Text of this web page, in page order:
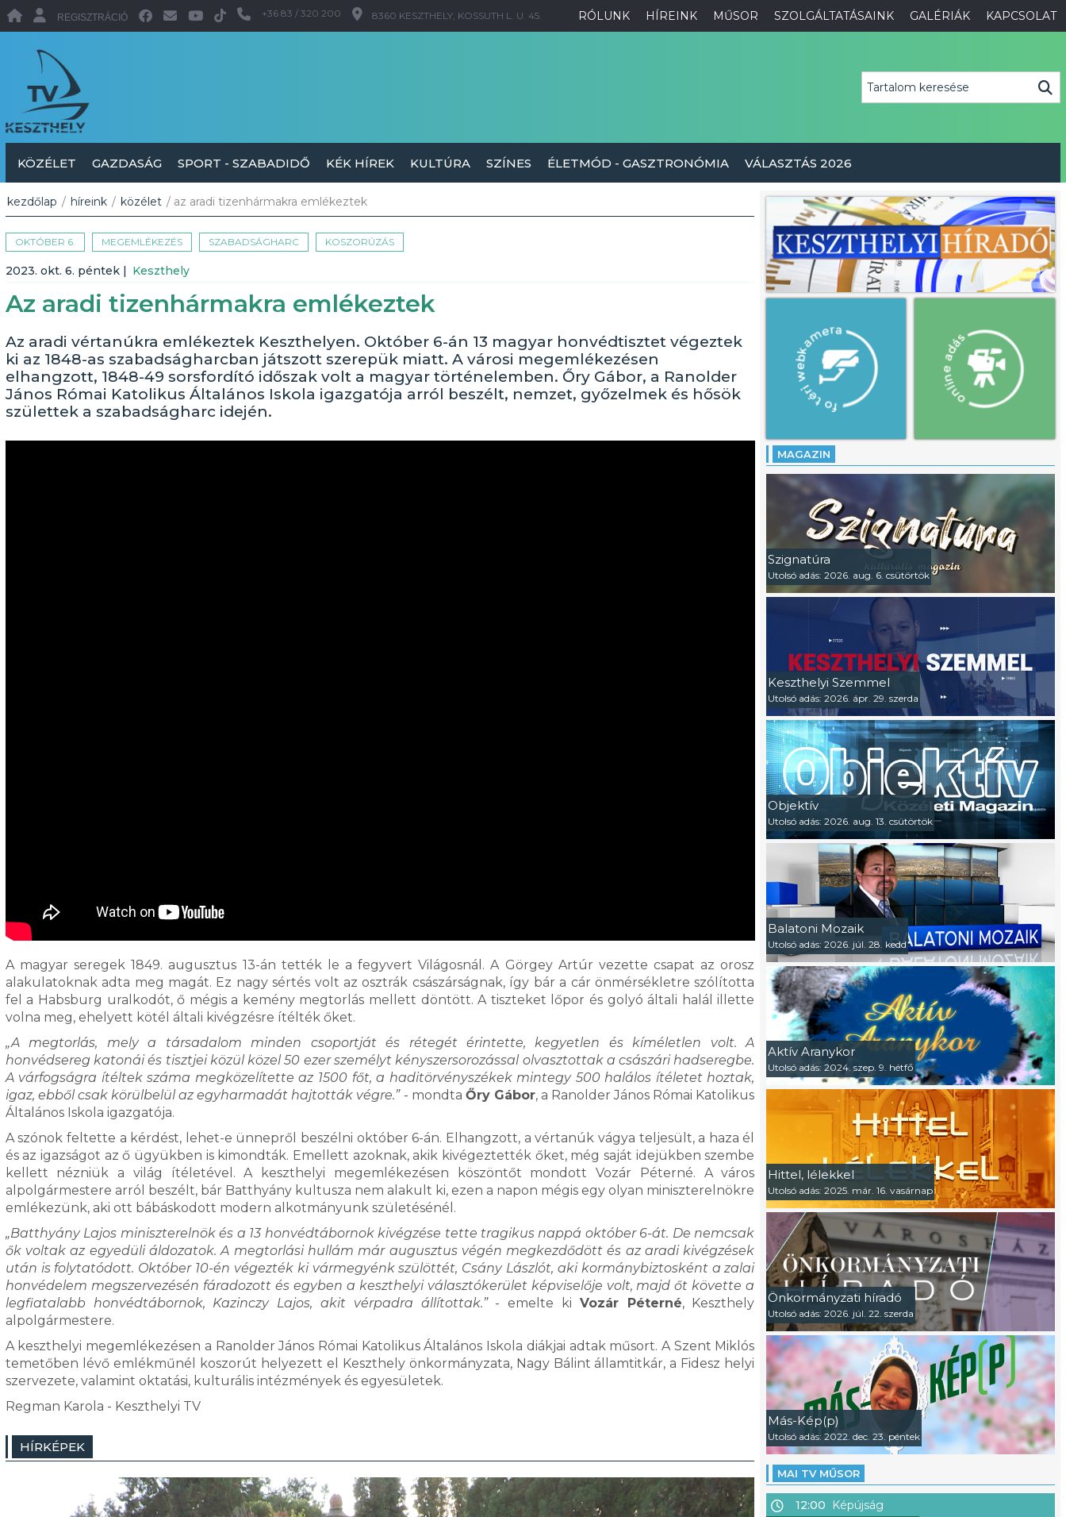
RÓLUNK HÍREINK MŰSOR SZOLGÁLTATÁSAINK GALÉRIÁK KAPCSOLAT
REGISZTRÁCIÓ +36 83 / 320 200 8360 KESZTHELY, KOSSUTH L. U. 45.
KÖZÉLET GAZDASÁG SPORT - SZABADIDŐ KÉK HÍREK KULTÚRA SZÍNES ÉLETMÓD - GASZTRONÓMIA VÁLASZTÁS 2026
kezdőlap / híreink / közélet / az aradi tizenhármakra emlékeztek
OKTÓBER 6. MEGEMLÉKEZÉS SZABADSÁGHARC KOSZORÚZÁS
2023. okt. 6. péntek | Keszthely
Az aradi tizenhármakra emlékeztek
Az aradi vértanúkra emlékeztek Keszthelyen. Október 6-án 13 magyar honvédtisztet végeztek
ki az 1848-as szabadságharcban játszott szerepük miatt. A városi megemlékezésen
elhangzott, 1848-49 sorsfordító időszak volt a magyar történelemben. Őry Gábor, a Ranolder
János Római Katolikus Általános Iskola igazgatója arról beszélt, nemzet, győzelmek és hősök
születtek a szabadságharc idején.
A magyar seregek 1849. augusztus 13-án tették le a fegyvert Világosnál. A Görgey Artúr vezette csapat az orosz
alakulatoknak adta meg magát. Ez nagy sértés volt az osztrák császárságnak, így bár a cár önmérsékletre szólította
fel a Habsburg uralkodót, ő mégis a kemény megtorlás mellett döntött. A tiszteket lőpor és golyó általi halál illette
volna meg, ehelyett kötél általi kivégzésre ítélték őket.
„A megtorlás, mely a társadalom minden csoportját és rétegét érintette, kegyetlen és kíméletlen volt. A
honvédsereg katonái és tisztjei közül közel 50 ezer személyt kényszersorozással olvasztottak a császári hadseregbe.
A várfogságra ítéltek száma megközelítette az 1500 főt, a haditörvényszékek mintegy 500 halálos ítéletet hoztak,
igaz, ebből csak körülbelül az egyharmadát hajtották végre.”- mondta Őry Gábor, a Ranolder János Római Katolikus
Általános Iskola igazgatója.
A szónok feltette a kérdést, lehet-e ünnepről beszélni október 6-án. Elhangzott, a vértanúk vágya teljesült, a haza él
és az igazságot az ő ügyükben is kimondták. Emellett azoknak, akik kivégeztették őket, még saját idejükben szembe
kellett nézniük a világ ítéletével. A keszthelyi megemlékezésen köszöntőt mondott Vozár Péterné. A város
alpolgármestere arról beszélt, bár Batthyány kultusza nem alakult ki, ezen a napon mégis egy olyan miniszterelnökre
emlékezünk, aki ott bábáskodott modern alkotmányunk születésénél.
„Batthyány Lajos miniszterelnök és a 13 honvédtábornok kivégzése tette tragikus nappá október 6-át. De nemcsak
ők voltak az egyedüli áldozatok. A megtorlási hullám már augusztus végén megkezdődött és az aradi kivégzések
után is folytatódott. Október 10-én végezték ki vármegyénk szülöttét, Csány Lászlót, aki kormánybiztosként a zalai
honvédelem megszervezésén fáradozott és egyben a keszthelyi választókerület képviselője volt, majd őt követte a
legfiatalabb honvédtábornok, Kazinczy Lajos, akit vérpadra állítottak.”- emelte ki Vozár Péterné, Keszthely
alpolgármestere.
A keszthelyi megemlékezésen a Ranolder János Római Katolikus Általános Iskola diákjai adtak műsort. A Szent Miklós
temetőben lévő emlékműnél koszorút helyezett el Keszthely önkormányzata, Nagy Bálint államtitkár, a Fidesz helyi
szervezete, valamint oktatási, kulturális intézmények és egyesületek.
Regman Karola - Keszthelyi TV
HÍRKÉPEK
MAGAZIN
Szignatúra
Utolsó adás: 2026. aug. 6. csütörtök
Keszthelyi Szemmel
Utolsó adás: 2026. ápr. 29. szerda
Objektív
Utolsó adás: 2026. aug. 13. csütörtök
Balatoni Mozaik
Utolsó adás: 2026. júl. 28. kedd
Aktív Aranykor
Utolsó adás: 2024. szep. 9. hétfő
Hittel, lélekkel
Utolsó adás: 2025. már. 16. vasárnap
Önkormányzati híradó
Utolsó adás: 2026. júl. 22. szerda
Más-Kép(p)
Utolsó adás: 2022. dec. 23. péntek
MAI TV MŰSOR
12:00
Képújság